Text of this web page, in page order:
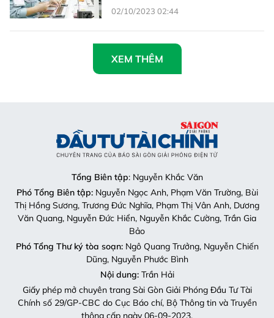
02/10/2023 02:44
XEM THÊM
Tổng Biên tập: Nguyễn Khắc Văn
Phó Tổng Biên tập:Nguyễn Ngọc Anh, Phạm Văn Trường, Bùi
Thị Hồng Sương, Trương Đức Nghĩa, Phạm Thị Vân Anh, Dương
Văn Quang, Nguyễn Đức Hiển, Nguyễn Khắc Cường, Trần Gia
Bảo
Phó Tổng Thư ký tòa soạn:Ngô Quang Trưởng, Nguyễn Chiến
Dũng, Nguyễn Phước Bình
Nội dung:Trần Hải
Giấy phép mở chuyên trang Sài Gòn Giải Phóng Đầu Tư Tài
Chính số 29/GP-CBC do Cục Báo chí, Bộ Thông tin và Truyền
thông cấp ngày 06-09-2023.